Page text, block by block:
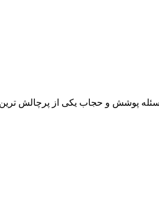
پوشش و حجاب یکی از پرچالش